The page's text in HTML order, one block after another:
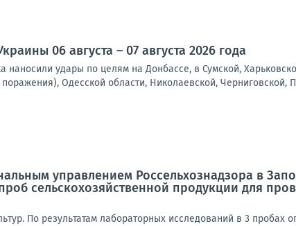
06 августа – 07 августа 2026 года
удары по целям на Донбассе, в Сумской,
Одесской области, Николаевской, Черниговской,
управлением Россельхознадзора в
сельскохозяйственной продукции для
По результатам лабораторных исследований в 3